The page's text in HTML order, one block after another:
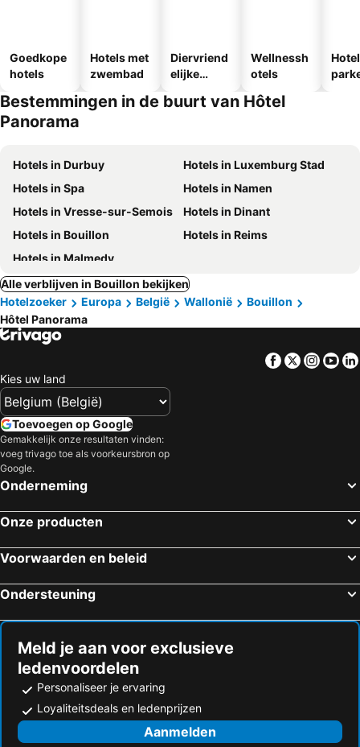
Goedkope
hotels
Hotels met
zwembad
Diervriend
elijke
Wellnessh
otels
Bestemmingen in de buurt van Hôtel
Panorama
Hotels in Durbuy
Hotels in Luxemburg Stad
Hotels in Spa
Hotels in Namen
Hotels in Vresse-sur-Semois
Hotels in Dinant
Hotels in Bouillon
Hotels in Reims
Hotels in Malmedy
Alle verblijven in Bouillon bekijken
Hotelzoeker
Europa België Wallonië
Bouillon
Hôtel Panorama
Facebook
Twitter
Kies uw land
Toevoegen op Google
Gemakkelijk onze resultaten vinden:
voeg trivago toe als voorkeursbron op
Google.
Onderneming
Onze producten
Voorwaarden en beleid
Ondersteuning
Meld je aan voor exclusieve
ledenvoordelen
Personaliseer je ervaring
Loyaliteitsdeals en ledenprijzen
Aanmelden